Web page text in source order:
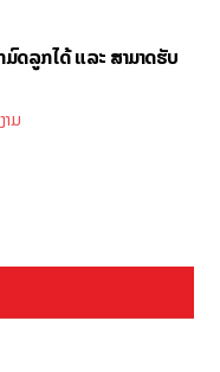
ດລູກໄດ້ ແລະ ສາມາດຮັບ
ມ